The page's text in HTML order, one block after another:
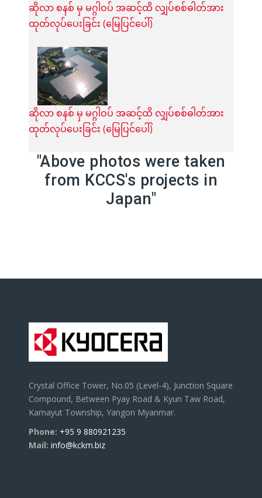
ဆိုလာ စနစ် မှ မဂ္ဂါဝပ် အဆင့်ထိ လျှပ်စစ်ဓါတ်အား
ထုတ်လုပ်ပေးခြင်း (မြေပြင်ပေါ်)
ဆိုလာ စနစ် မှ မဂ္ဂါဝပ် အဆင့်ထိ လျှပ်စစ်ဓါတ်အား
ထုတ်လုပ်ပေးခြင်း (မြေပြင်ပေါ်)
"Above photos were taken
from KCCS's projects in
Japan"
Crystal Office Tower, No.05 (Level-4), Junction Square
Compound, Between Pyay Road & Kyun Taw Road,
Kamayut Township, Yangon Myanmar.
Phone: +95 9 880921235
Mail: info@kckm.biz